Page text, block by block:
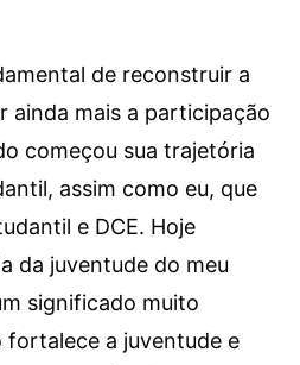
de reconstruir a
ainda mais a participação
começou sua trajetória
assim como eu, que
e DCE. Hoje
da juventude do meu
significado muito
a juventude e